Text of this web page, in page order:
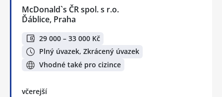
McDonald`s ČR spol. s r.o.
Ďáblice, Praha
29 000 – 33 000 Kč
Plný úvazek, Zkrácený úvazek
Vhodné také pro cizince
včerejší